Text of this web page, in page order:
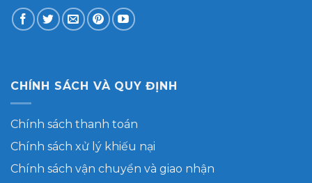
CHÍNH SÁCH VÀ QUY ĐỊNH
Chính sách thanh toán
Chính sách xử lý khiếu nại
Chính sách vận chuyển và giao nhận